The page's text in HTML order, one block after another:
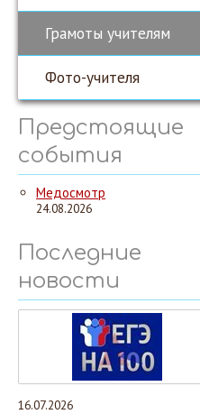
Грамоты учителям
Фото-учителя
Предстоящие
события
Медосмотр
24.08.2026
Последние
новости
16.07.2026